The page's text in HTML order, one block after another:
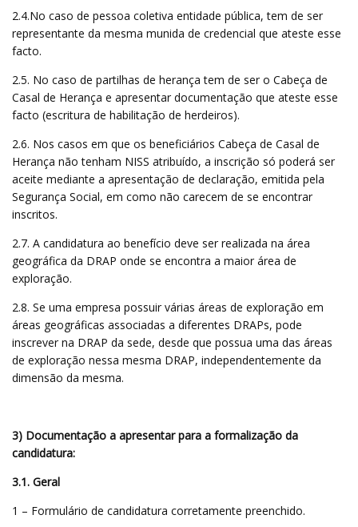
2.4.No caso de pessoa coletiva entidade pública, tem de ser
representante da mesma munida de credencial que ateste esse
facto.
2.5. No caso de partilhas de herança tem de ser o Cabeça de
Casal de Herança e apresentar documentação que ateste esse
facto (escritura de habilitação de herdeiros).
2.6. Nos casos em que os beneficiários Cabeça de Casal de
Herança não tenham NISS atribuído, a inscrição só poderá ser
aceite mediante a apresentação de declaração, emitida pela
Segurança Social, em como não carecem de se encontrar
inscritos.
2.7. A candidatura ao benefício deve ser realizada na área
geográfica da DRAP onde se encontra a maior área de
exploração.
2.8. Se uma empresa possuir várias áreas de exploração em
áreas geográficas associadas a diferentes DRAPs, pode
inscrever na DRAP da sede, desde que possua uma das áreas
de exploração nessa mesma DRAP, independentemente da
dimensão da mesma.
3) Documentação a apresentar para a formalização da
candidatura:
3.1. Geral
1 – Formulário de candidatura corretamente preenchido.